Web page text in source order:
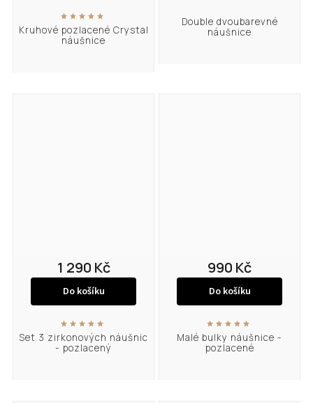
Kruhové pozlacené Crystal
náušnice
Double dvoubarevné
náušnice
Set 3 zirkonových náušnic
- pozlacený
1 290 Kč
Do košíku
Malé bulky náušnice -
pozlacené
990 Kč
Do košíku